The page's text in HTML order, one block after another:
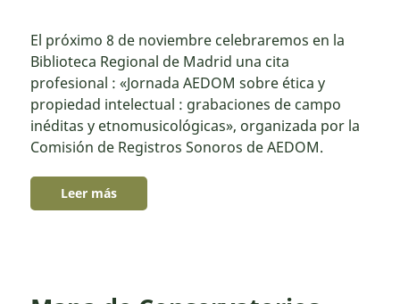
El próximo 8 de noviembre celebraremos en la
Biblioteca Regional de Madrid una cita
profesional : «Jornada AEDOM sobre ética y
propiedad intelectual : grabaciones de campo
inéditas y etnomusicológicas», organizada por la
Comisión de Registros Sonoros de AEDOM.
Leer más